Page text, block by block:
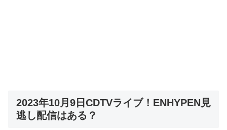
2023年10月9日CDTVライブ！ENHYPEN見
逃し配信はある？